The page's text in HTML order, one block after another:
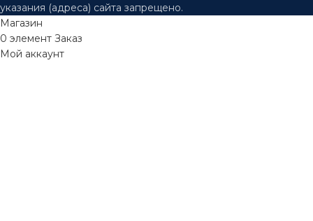
указания (адреса) сайта запрещено.
Магазин
0 элемент Заказ
Мой аккаунт